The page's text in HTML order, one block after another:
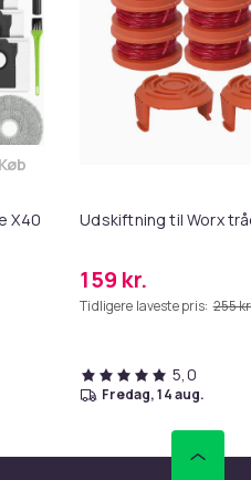
X40
Læg Udskiftningstilbehør til
Køb
Udskiftning til Worx
159 kr.
Tidligere laveste pris: 255
5,0
fredag, 14 aug.